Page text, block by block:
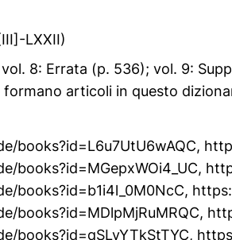
LXXII)
8: Errata (p. 536); vol. 9:
formano articoli in questo
books?id=L6u7UtU6wAQC,
books?id=MGepxWOi4_UC,
books?id=b1i4l_0M0NcC,
books?id=MDlpMjRuMRQC,
books?id=qSLyYTkStTYC,